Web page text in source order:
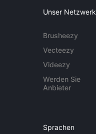
Unser Netzwerk
Brusheezy
Vecteezy
Videezy
Werden Sie
Anbieter
Sprachen